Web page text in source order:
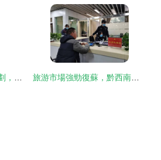
留學與移民之路 精準規劃，開啟國際新篇章 旅游市場強勁復蘇，黔西南州出入境窗口迎辦證高峰